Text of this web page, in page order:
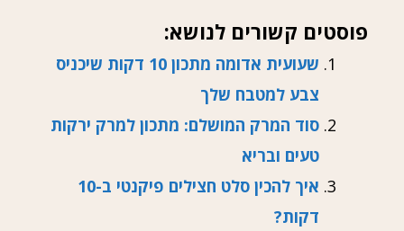
פוסטים קשורים לנושא:
שעועית אדומה מתכון 10 דקות שיכניס
צבע למטבח שלך
סוד המרק המושלם: מתכון למרק ירקות
טעים ובריא
איך להכין סלט חצילים פיקנטי ב-10
דקות?